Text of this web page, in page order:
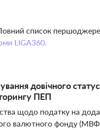
список
LIGA360.
довічного
ПЕП
щодо податку на
валютного фонду